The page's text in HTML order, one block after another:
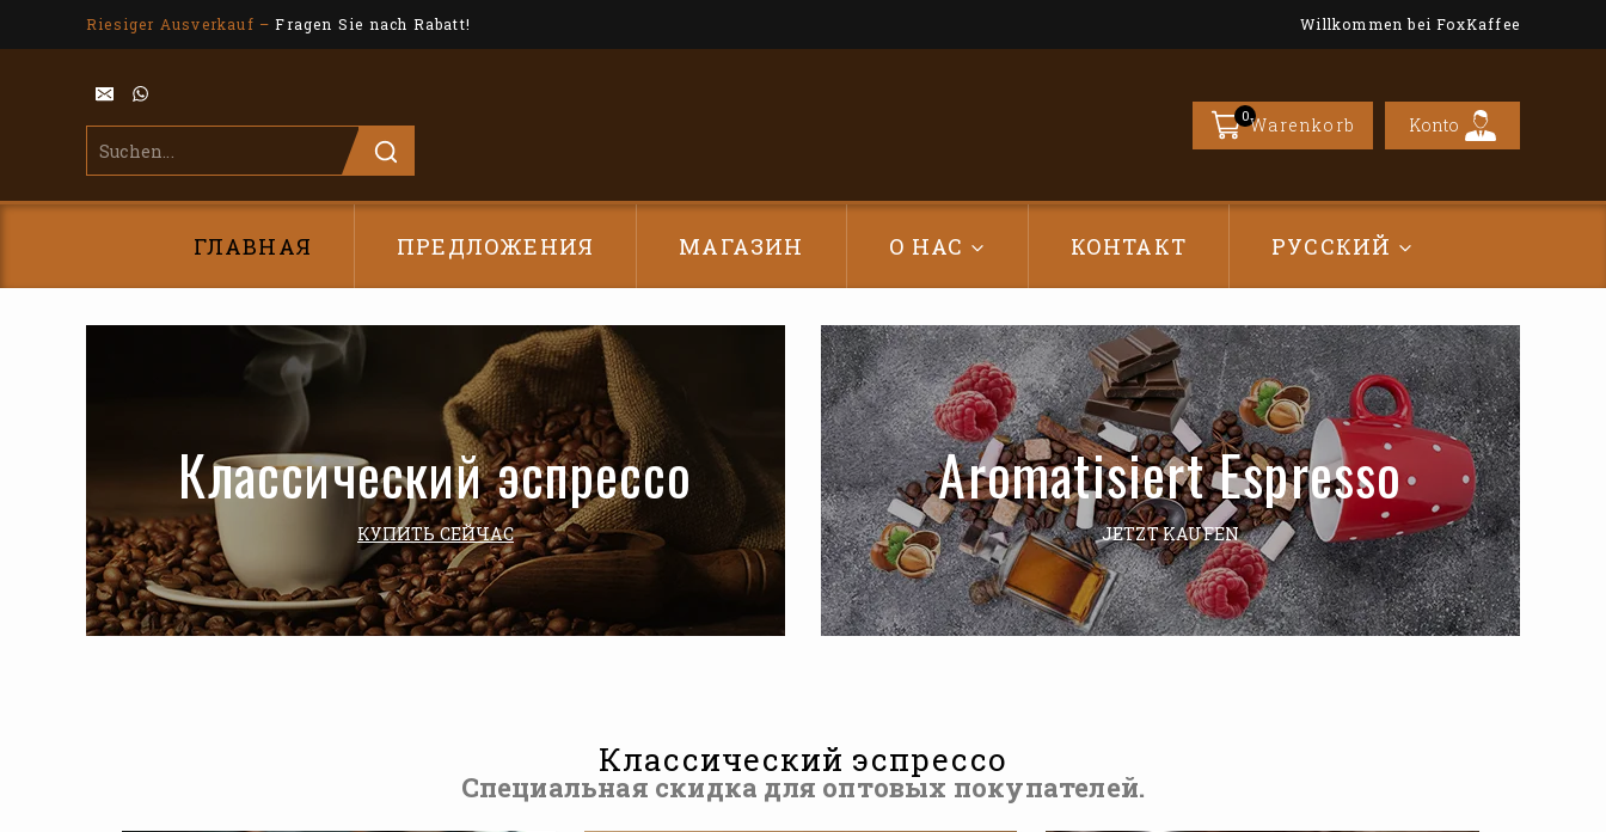
Riesiger Ausverkauf –Fragen Sie nach Rabatt! Willkommen bei FoxKaffee
0Warenkorb Konto
ГЛАВНАЯ ПРЕДЛОЖЕНИЯ МАГАЗИН О НАС КОНТАКТ РУССКИЙ
КУПИТЬ СЕЙЧАС
Классический эспрессо
JETZT KAUFEN
Aromatisiert Espresso
Классический эспрессо
Специальная скидка для оптовых покупателей.